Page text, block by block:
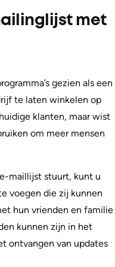
met
gezien als een
te laten winkelen op
klanten, maar wist
om meer mensen
maillijst stuurt, kunt u
voegen die zij kunnen
hun vrienden en familie
kunnen zijn in het
ontvangen van updates